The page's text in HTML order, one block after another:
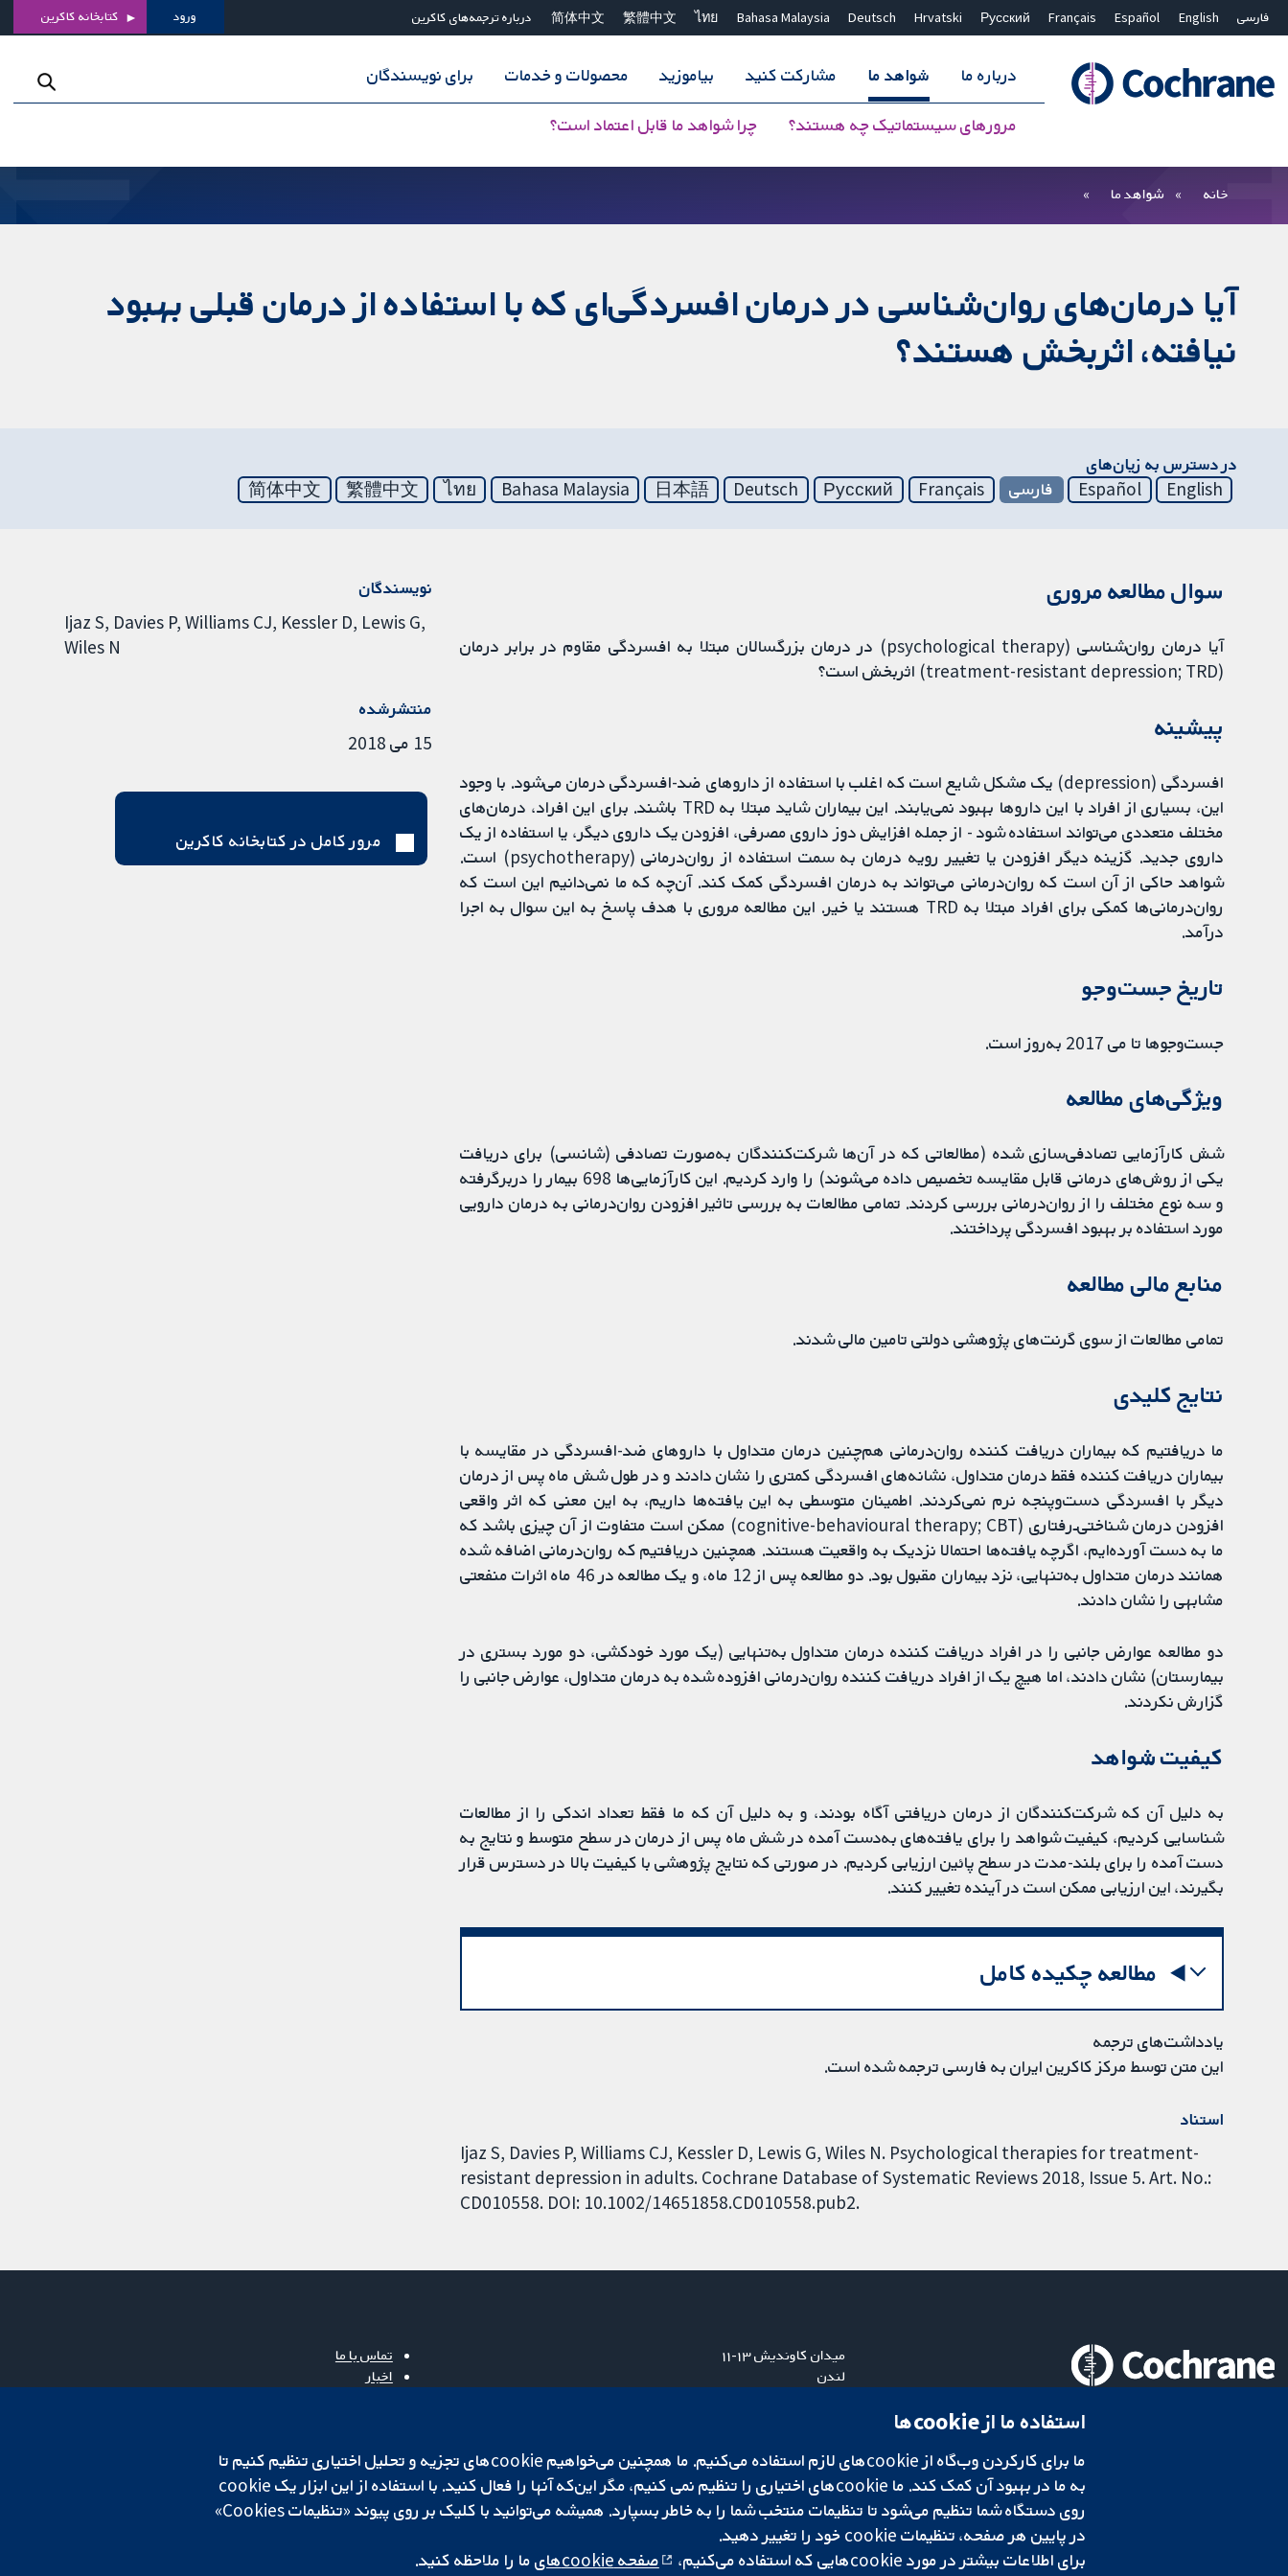
فارسی English
Español
Français
Русский
Hrvatski
Deutsch
Bahasa Malaysia
ไทย
繁體中文
简体中文 درباره ترجمه‌های کاکرین ورود کتابخانه کاکرین
درباره ما شواهد ما
مرورهای سیستماتیک چه هستند؟ چرا شواهد ما قابل اعتماد است؟
مشارکت کنید بیاموزید محصولات و خدمات برای نویسندگان
بستن جستجو ✖
خانه شواهد ما
آیا درمان‌های روان‌شناسی در درمان افسردگی‌ای که با استفاده از درمان قبلی بهبود
نیافته، اثربخش هستند؟
در دسترس به زیان‌های
English
Español فارسی Français
Русский
Deutsch
日本語
Bahasa Malaysia
ไทย
繁體中文
简体中文
سوال مطالعه مروری
آیا درمان روان‌شناسی (psychological therapy) در درمان بزرگسالان مبتلا به افسردگی مقاوم در برابر درمان
(treatment-resistant depression; TRD) اثربخش است؟
پیشینه
افسردگی (depression) یک مشکل شایع است که اغلب با استفاده از داروهای ضد-افسردگی درمان می‌شود. با وجود
این، بسیاری از افراد با این داروها بهبود نمی‌یابند. این بیماران شاید مبتلا به TRD باشند. برای این افراد، درمان‌های
مختلف متعددی می‌تواند استفاده شود - از جمله افزایش دوز داروی مصرفی، افزودن یک داروی دیگر، یا استفاده از یک
داروی جدید. گزینه دیگر افزودن یا تغییر رویه درمان به سمت استفاده از روان‌درمانی (psychotherapy) است.
شواهد حاکی از آن است که روان‌درمانی می‌تواند به درمان افسردگی کمک کند. آن‌چه که ما نمی‌دانیم این است که
روان‌درمانی‌ها کمکی برای افراد مبتلا به TRD هستند یا خیر. این مطالعه مروری با هدف پاسخ به این سوال به اجرا
درآمد.
تاریخ جست‌وجو
جست‌وجوها تا می 2017 به‌روز است.
ویژگی‌های مطالعه
شش کارآزمایی تصادفی‌سازی شده (مطالعاتی که در آن‌ها شرکت‌کنندگان به‌صورت تصادفی (شانسی) برای دریافت
یکی از روش‌های درمانی قابل مقایسه تخصیص داده‌ می‌شوند) را وارد کردیم. این کارآزمایی‌ها 698 بیمار را دربرگرفته
و سه نوع مختلف را از روان‌درمانی بررسی کردند. تمامی مطالعات به بررسی تاثیر افزودن روان‌درمانی به درمان دارویی
مورد استفاده بر بهبود افسردگی پرداختند.
منابع مالی مطالعه
تمامی مطالعات از سوی گرنت‌های پژوهشی دولتی تامین مالی شدند.
نتایج کلیدی
ما دریافتیم که بیماران دریافت‌ کننده روان‌درمانی هم‌چنین درمان متداول با داروهای ضد-افسردگی در مقایسه با
بیماران دریافت‌ کننده فقط درمان متداول، نشانه‌های افسردگی کمتری را نشان دادند و در طول شش ماه پس از درمان
دیگر با افسردگی دست‎‌وپنجه نرم نمی‌کردند. اطمینان متوسطی به این یافته‌ها داریم، به این معنی که اثر واقعی
افزودن درمان شناختی‌ـ‌رفتاری (cognitive-behavioural therapy; CBT) ممکن است متفاوت از آن چیزی باشد که
ما به دست آورده‌ایم، اگرچه یافته‌ها احتمالا نزدیک به واقعیت هستند. همچنین دریافتیم که روان‌درمانی اضافه ‌شده
همانند درمان متداول به‌تنهایی، نزد بیماران مقبول بود. دو مطالعه پس از 12 ماه، و یک مطالعه در 46 ماه اثرات منفعتی
مشابهی را نشان دادند.
دو مطالعه عوارض جانبی را در افراد دریافت‌ کننده درمان متداول به‌تنهایی (یک مورد خودکشی، دو مورد بستری در
بیمارستان) نشان دادند، اما هیچ ‌یک از افراد دریافت‌ کننده روان‌درمانی افزوده‌ شده به درمان متداول، عوارض جانبی را
گزارش نکردند.
کیفیت شواهد
به دلیل آن‌ که شرکت‌کنندگان از درمان دریافتی آگاه بودند، و به دلیل آن‌ که ما فقط تعداد اندکی را از مطالعات
شناسایی کردیم، کیفیت شواهد را برای یافته‌های به‌دست آمده در شش ماه پس از درمان در سطح متوسط و نتایج به‌
دست آمده را برای بلند-مدت در سطح پائین ارزیابی کردیم. در صورتی که نتایج پژوهشی با کیفیت بالا در دسترس قرار
بگیرند، این ارزیابی ممکن است در آینده تغییر کنند.
مطالعه چکیده کامل
یادداشت‌های ترجمه
این متن توسط مرکز کاکرین ایران به فارسی ترجمه شده است.
استناد
Ijaz S, Davies P, Williams CJ, Kessler D, Lewis G, Wiles N. Psychological therapies for treatment-
resistant depression in adults. Cochrane Database of Systematic Reviews 2018, Issue 5. Art. No.:
CD010558. DOI: 10.1002/14651858.CD010558.pub2.
نویسندگان
Ijaz S Davies P Williams CJ Kessler D Lewis G
Wiles N
منتشرشده
15 می 2018
مرور کامل در کتابخانه کاکرین
میدان کاوندیش ۱۳-۱۱
لندن
تماس با ما
اخبار
Cochrane Library
شبکه همکاری کاکرین، یک مؤسسه خیریه (شماره 1045921) و یک شرکت با مسئولیت محدود به‌صورت ضمانت (شماره 03044323) ثبت‌شده در انگلستان و ولز است. شماره ثبت مالیات بر ارزش افزوده: GB 718 2127 49.
استفاده ما از cookie‌ها
ما برای کارکردن وب‌گاه از cookie‌های لازم استفاده می‌کنیم. ما همچنین می‌خواهیم cookie‌های تجزیه و تحلیل اختیاری تنظیم کنیم تا
روی دستگاه شما تنظیم می‌شود تا تنظیمات منتخب شما را به خاطر بسپارد. همیشه می‌توانید با کلیک بر روی پیوند «تنظیمات Cookies»
در پایین هر صفحه، تنظیمات cookie‌ خود را تغییر دهید.
برای اطلاعات بیشتر در مورد cookie‌هایی که استفاده می‌کنیم،
صفحه cookie‌های ما را ملاحظه کنید.